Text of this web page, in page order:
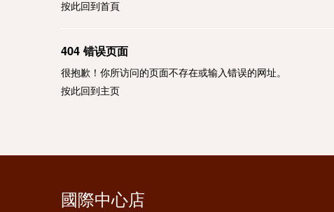
按此回到首頁
404 错误页面
很抱歉！你所访问的页面不存在或输入错误的网址。
按此回到主页
國際中心店